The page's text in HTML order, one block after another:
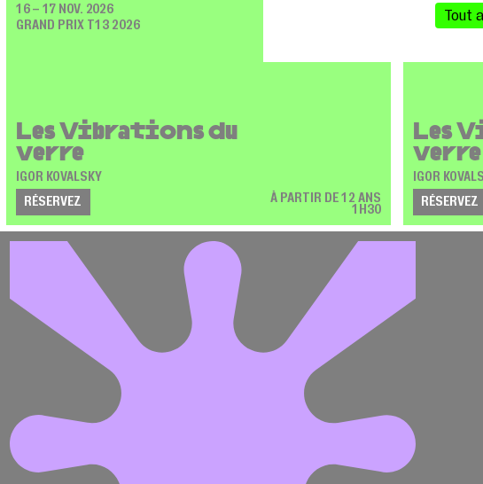
16 – 17 NOV. 2026
GRAND PRIX T13 2026
Les Vibrations du
verre
IGOR KOVALSKY
RÉSERVEZ
À PARTIR DE 12 ANS
1H30
9 – 10 JUIN
Les
verre
IGOR
RÉSERVEZ
Tout